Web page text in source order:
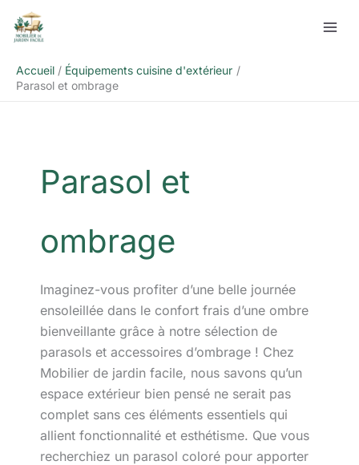
Accueil
Équipements cuisine d'extérieur
Parasol et ombrage
Parasol et
ombrage
Imaginez-vous profiter d’une belle journée
ensoleillée dans le confort frais d’une ombre
bienveillante grâce à notre sélection de
parasols et accessoires d’ombrage ! Chez
Mobilier de jardin facile, nous savons qu’un
espace extérieur bien pensé ne serait pas
complet sans ces éléments essentiels qui
allient fonctionnalité et esthétisme. Que vous
recherchiez un parasol coloré pour apporter
Rechercher